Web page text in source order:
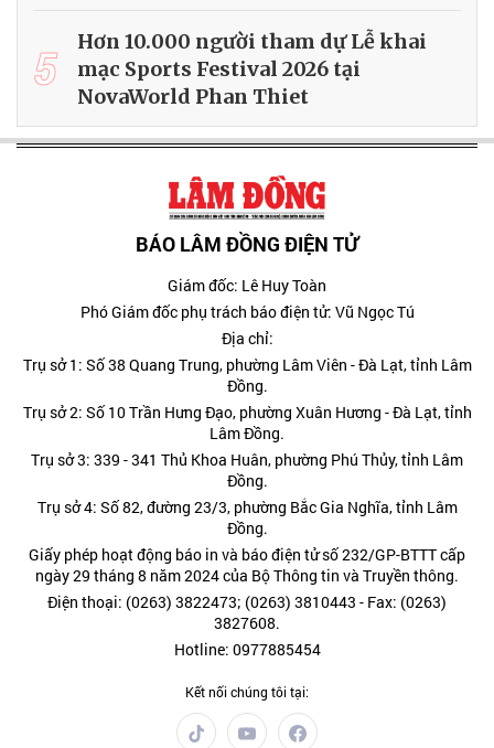
5
Hơn 10.000 người tham dự Lễ khai
mạc Sports Festival 2026 tại
NovaWorld Phan Thiet
BÁO LÂM ĐỒNG ĐIỆN TỬ
Giám đốc: Lê Huy Toàn
Phó Giám đốc phụ trách báo điện tử: Vũ Ngọc Tú
Địa chỉ:
Trụ sở 1: Số 38 Quang Trung, phường Lâm Viên - Đà Lạt, tỉnh Lâm
Đồng.
Trụ sở 2: Số 10 Trần Hưng Đạo, phường Xuân Hương - Đà Lạt, tỉnh
Lâm Đồng.
Trụ sở 3: 339 - 341 Thủ Khoa Huân, phường Phú Thủy, tỉnh Lâm
Đồng.
Trụ sở 4: Số 82, đường 23/3, phường Bắc Gia Nghĩa, tỉnh Lâm
Đồng.
Giấy phép hoạt động báo in và báo điện tử số 232/GP-BTTT cấp
ngày 29 tháng 8 năm 2024 của Bộ Thông tin và Truyền thông.
Điện thoại: (0263) 3822473; (0263) 3810443 - Fax: (0263)
3827608.
Hotline: 0977885454
Kết nối chúng tôi tại: